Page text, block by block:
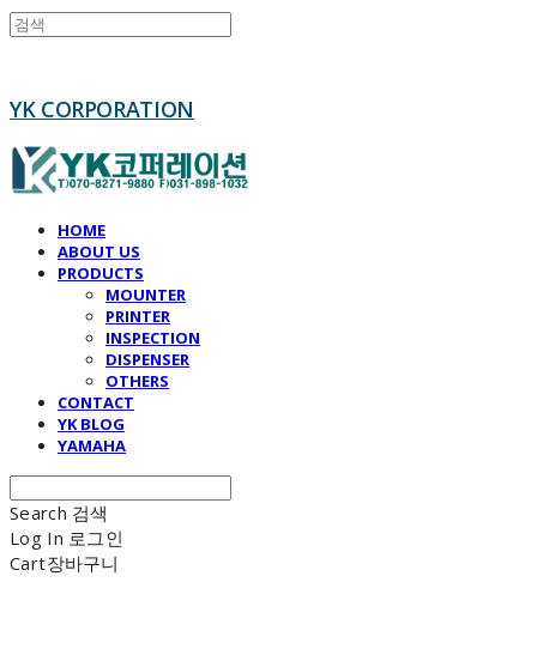
YK CORPORATION
HOME
ABOUT US
PRODUCTS
MOUNTER
PRINTER
INSPECTION
DISPENSER
OTHERS
CONTACT
YK BLOG
YAMAHA
Search 검색
Log In 로그인
Cart장바구니